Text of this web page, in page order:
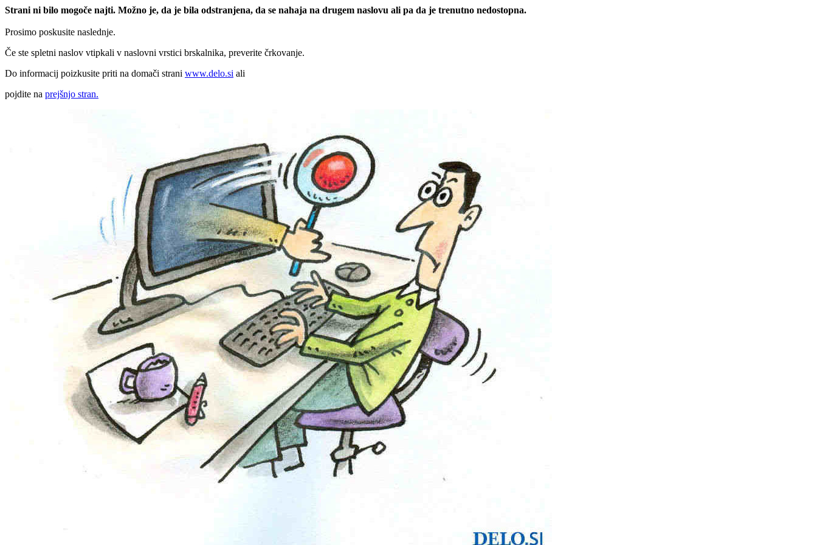
Strani ni bilo mogoče najti. Možno je, da je bila odstranjena, da se nahaja na drugem naslovu ali pa da je trenutno nedostopna.
Prosimo poskusite naslednje.
Če ste spletni naslov vtipkali v naslovni vrstici brskalnika, preverite črkovanje.
Do informacij poizkusite priti na domači strani www.delo.si ali
pojdite na prejšnjo stran.